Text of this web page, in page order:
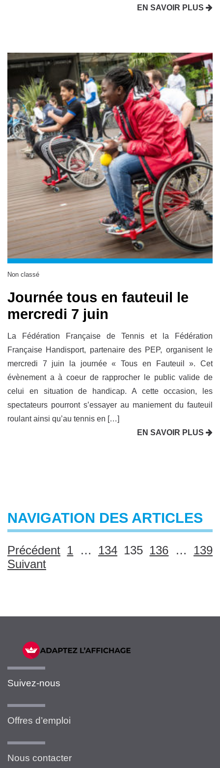
EN SAVOIR PLUS
Non classé
Journée tous en fauteuil le
mercredi 7 juin
La Fédération Française de Tennis et la Fédération
Française Handisport, partenaire des PEP, organisent le
mercredi 7 juin la journée « Tous en Fauteuil ». Cet
évènement a à coeur de rapprocher le public valide de
celui en situation de handicap. A cette occasion, les
spectateurs pourront s’essayer au maniement du fauteuil
roulant ainsi qu’au tennis en […]
EN SAVOIR PLUS
NAVIGATION DES ARTICLES
Précédent 1 … 134 135 136 …
139
Suivant
Suivez-nous
Offres d’emploi
Nous contacter